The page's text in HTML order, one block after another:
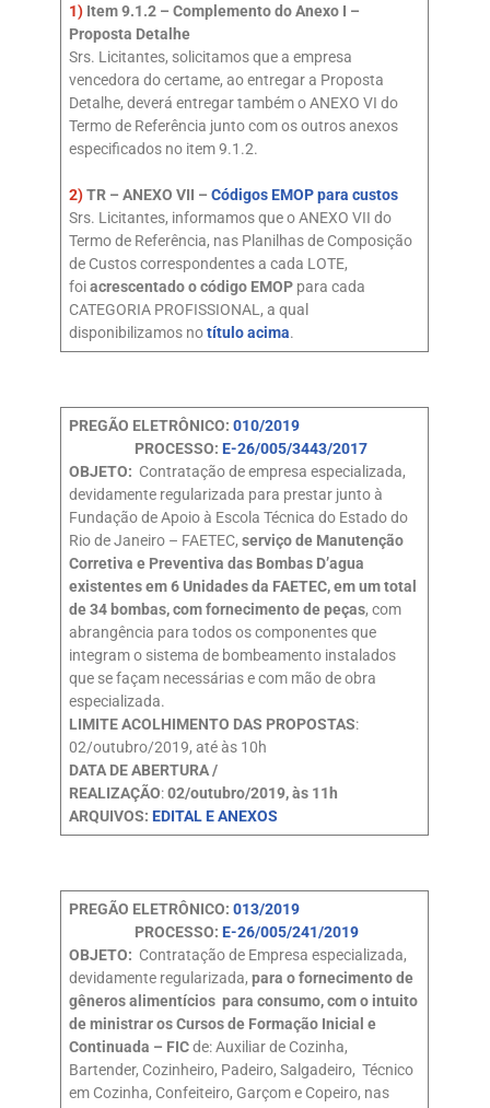
1)Item 9.1.2 – Complemento do Anexo I –
Proposta Detalhe
Srs. Licitantes, solicitamos que a empresa
vencedora do certame, ao entregar a Proposta
Detalhe, deverá entregar também o ANEXO VI do
Termo de Referência junto com os outros anexos
especificados no item 9.1.2.
2)TR – ANEXO VII – Códigos EMOP para custos
Srs. Licitantes, informamos que o ANEXO VII do
Termo de Referência, nas Planilhas de Composição
de Custos correspondentes a cada LOTE,
foiacrescentado o código EMOPpara cada
CATEGORIA PROFISSIONAL, a qual
disponibilizamos notítulo acima.
PREGÃO ELETRÔNICO: 010/2019
PROCESSO: E-26/005/3443/2017
OBJETO: Contratação de empresa especializada,
devidamente regularizada para prestar junto à
Fundação de Apoio à Escola Técnica do Estado do
Rio de Janeiro – FAETEC, serviço de Manutenção
Corretiva e Preventiva das Bombas D’agua
existentes em 6 Unidades da FAETEC, em um total
de 34 bombas, com fornecimento de peças, com
abrangência para todos os componentes que
integram o sistema de bombeamento instalados
que se façam necessárias e com mão de obra
especializada.
LIMITE ACOLHIMENTO DAS PROPOSTAS:
02/outubro/2019, até às 10h
DATA DE ABERTURA /
REALIZAÇÃO:02/outubro/2019, às 11h
ARQUIVOS: EDITAL E ANEXOS
PREGÃO ELETRÔNICO: 013/2019
PROCESSO: E-26/005/241/2019
OBJETO: Contratação de Empresa especializada,
devidamente regularizada, para o fornecimento de
gêneros alimentícios para consumo, com o intuito
de ministrar os Cursos de Formação Inicial e
Continuada – FICde: Auxiliar de Cozinha,
Bartender, Cozinheiro, Padeiro, Salgadeiro, Técnico
em Cozinha, Confeiteiro, Garçom e Copeiro, nas